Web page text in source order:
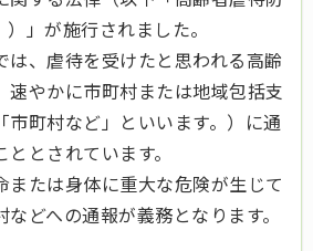
」が施行されました。
は、虐待を受けたと思われる高齢
速やかに市町村または地域包括支
市町村など」といいます。）に通
とされています。
または身体に重大な危険が生じて
どへの通報が義務となります。